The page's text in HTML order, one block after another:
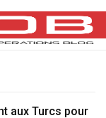
aux Turcs pour